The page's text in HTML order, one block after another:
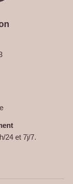
24 et 7j/7.